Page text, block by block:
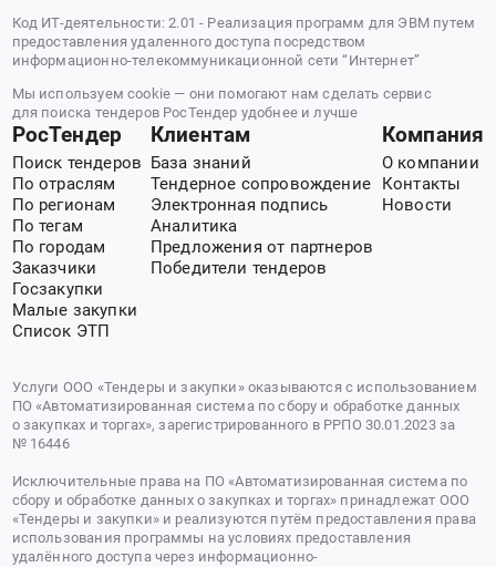
Код ИТ-деятельности: 2.01 - Реализация программ для ЭВМ путем
предоставления удаленного доступа посредством
информационно-телекоммуникационной сети “Интернет”
Мы используем cookie — они помогают нам сделать сервис
для поиска тендеров РосТендер удобнее и лучше
РосТендер
Поиск тендеров
По отраслям
По регионам
По тегам
По городам
Заказчики
Госзакупки
Малые закупки
Список ЭТП
Клиентам
База знаний
Тендерное сопровождение
Электронная подпись
Аналитика
Предложения от партнеров
Победители тендеров
Компания
О компании
Контакты
Новости
Услуги ООО «Тендеры и закупки» оказываются с использованием
ПО «Автоматизированная система по сбору и обработке данных
о закупках и торгах», зарегистрированного в РРПО 30.01.2023 за
№ 16446
Исключительные права на ПО «Автоматизированная система по
сбору и обработке данных о закупках и торгах» принадлежат ООО
«Тендеры и закупки» и реализуются путём предоставления права
использования программы на условиях предоставления
удалённого доступа через информационно-